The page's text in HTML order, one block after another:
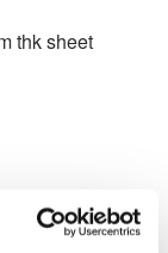
thk sheet